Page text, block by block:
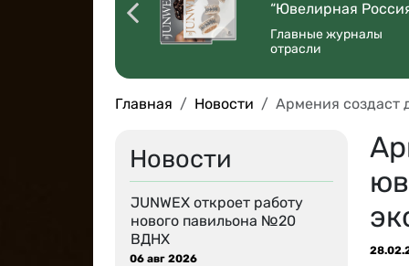
“Ювелирная
Главные журналы
отрасли
Главная Новости Армения создаст
Новости
JUNWEX откроет работу
нового павильона №20
ВДНХ
06 авг 2026